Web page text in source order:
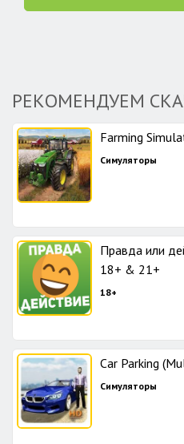
РЕКОМЕНДУЕМ
Farming
Симуляторы
Правда или
18+ & 21+
18+
Car Parking
Симуляторы